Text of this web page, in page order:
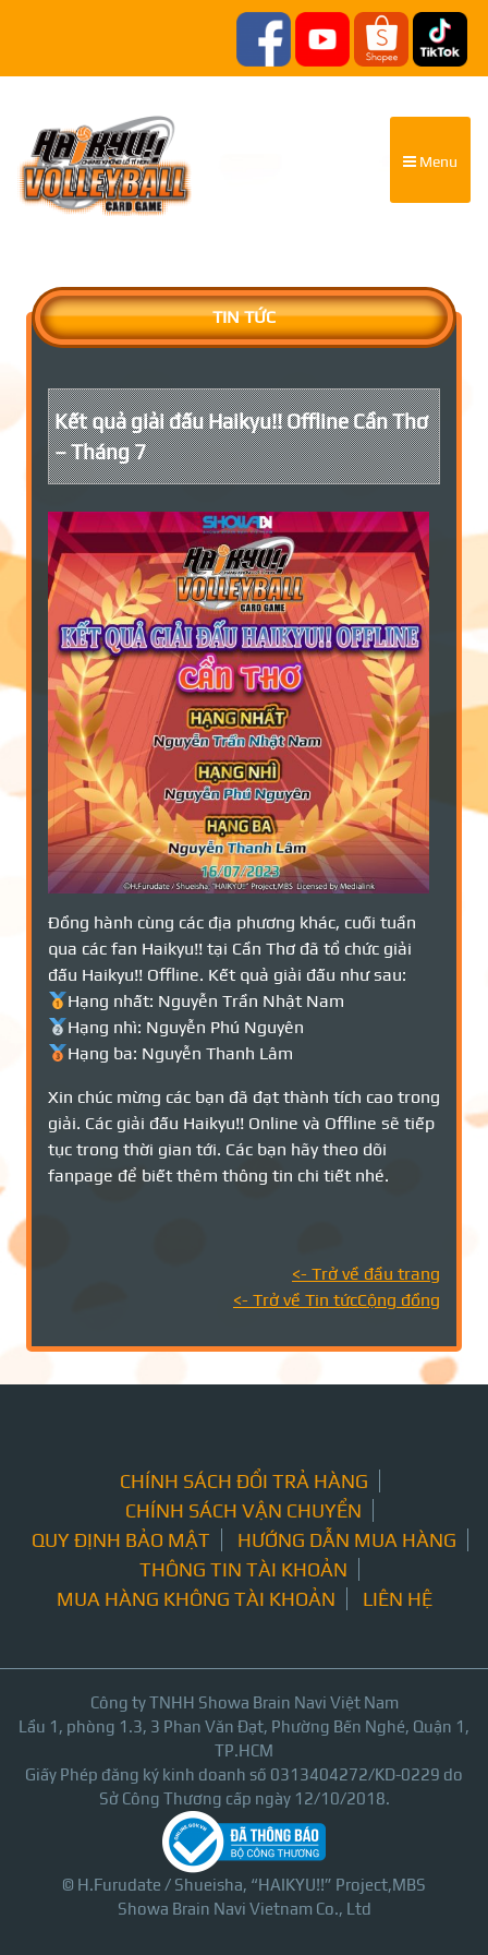
Menu
TIN TỨC
Kết quả giải đấu Haikyu!! Offline Cần Thơ
– Tháng 7
Đồng hành cùng các địa phương khác, cuối tuần
qua các fan Haikyu!! tại Cần Thơ đã tổ chức giải
đấu Haikyu!! Offline. Kết quả giải đấu như sau:
Hạng nhất: Nguyễn Trần Nhật Nam
Hạng nhì: Nguyễn Phú Nguyên
Hạng ba: Nguyễn Thanh Lâm
Xin chúc mừng các bạn đã đạt thành tích cao trong
giải. Các giải đấu Haikyu!! Online và Offline sẽ tiếp
tục trong thời gian tới. Các bạn hãy theo dõi
fanpage để biết thêm thông tin chi tiết nhé.
<- Trở về đầu trang
<- Trở về Tin tứcCộng đồng
CHÍNH SÁCH ĐỔI TRẢ HÀNG
CHÍNH SÁCH VẬN CHUYỂN
QUY ĐỊNH BẢO MẬT
HƯỚNG DẪN MUA HÀNG
THÔNG TIN TÀI KHOẢN
MUA HÀNG KHÔNG TÀI KHOẢN
LIÊN HỆ
Công ty TNHH Showa Brain Navi Việt Nam
Lầu 1, phòng 1.3, 3 Phan Văn Đạt, Phường Bến Nghé, Quận 1,
TP.HCM
Giấy Phép đăng ký kinh doanh số 0313404272/KD-0229 do
Sở Công Thương cấp ngày 12/10/2018.
© H.Furudate / Shueisha, “HAIKYU!!” Project,MBS
Showa Brain Navi Vietnam Co., Ltd